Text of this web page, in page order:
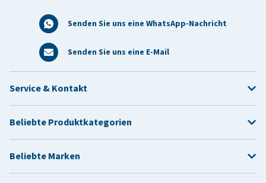
Senden Sie uns eine WhatsApp-Nachricht
Senden Sie uns eine E-Mail
Service & Kontakt
Beliebte Produktkategorien
Beliebte Marken